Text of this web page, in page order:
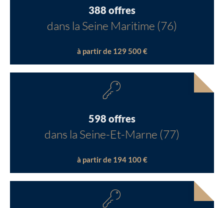
388 offres
dans la Seine Maritime (76)
à partir de 129 500 €
598 offres
dans la Seine-Et-Marne (77)
à partir de 194 100 €